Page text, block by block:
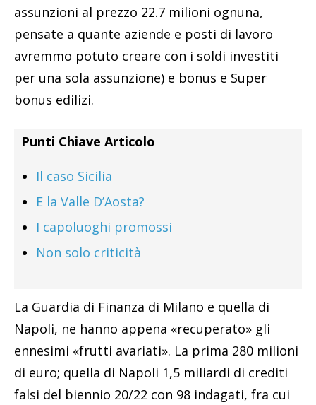
assunzioni al prezzo 22.7 milioni ognuna,
pensate a quante aziende e posti di lavoro
avremmo potuto creare con i soldi investiti
per una sola assunzione) e bonus e Super
bonus edilizi.
Punti Chiave Articolo
Il caso Sicilia
E la Valle D’Aosta?
I capoluoghi promossi
Non solo criticità
La Guardia di Finanza di Milano e quella di
Napoli, ne hanno appena «recuperato» gli
ennesimi «frutti avariati». La prima 280 milioni
di euro; quella di Napoli 1,5 miliardi di crediti
falsi del biennio 20/22 con 98 indagati, fra cui